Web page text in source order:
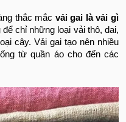
thắc mắc vải gai là vải gì
chỉ những loại vải thô, dai,
cây. Vải gai tạo nên nhiều
từ quần áo cho đến các